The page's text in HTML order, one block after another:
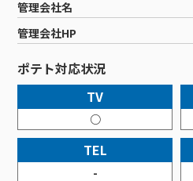
特典・キャンペーン
おトクな割引サービス
リモートコール
回線速度測定
接続・設定⽅法
訪問サポート＆サポート
新着情報
メンテナンス・障害情報
ポテトからのプレゼント
イベントカレンダー
講座のご案内
チャンネル紹介
料⾦プラン
NHK衛星受信料団体⼀括⽀
機器⼀覧
インターネットトップ
料⾦プラン
Wi-Fiサービス
ポテトホーム防犯カメラ
オプションサービス
インターネットギガシェ
固定電話
固定電話トップ
基本料⾦・通話料⾦
オプションサービス
auスマートバリュー
auまとめトーク
ポテトスマートフォントッ
料⾦プラン
機種⼀覧
オプションサービス
でんき
でんきトップ
ポラリンでんき×ポテト
ポテトでんき
暮らしを快適にするサービス
暮らしを快適にするサー
ポテトライフメール
会社案内
メンテナンス
障害情報
管理会社名
管理会社HP
ポテト対応状況
TV
○
TEL
-